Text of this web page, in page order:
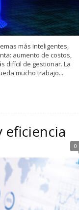
más inteligentes,
aumento de costos,
difícil de gestionar. La
mucho trabajo...
eficiencia
0